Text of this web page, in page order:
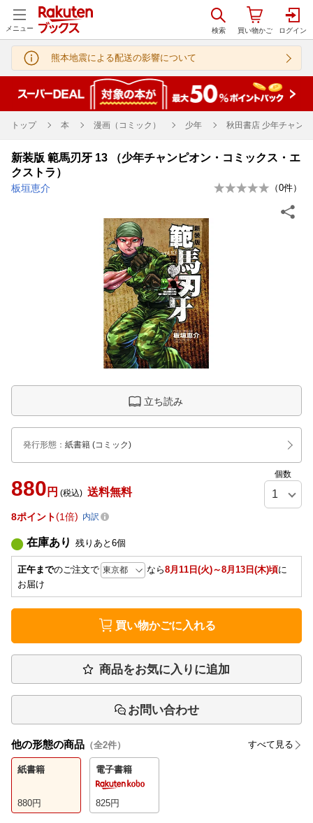
メニュー
熊本地震による配送の影響について
トップ 本 漫画（コミック） 少年 秋田書店 少年チャン
新装版 範馬刃牙 13 （少年チャンピオン・コミックス・エ
クストラ）
板垣恵介 （0件）
立ち読み
発行形態 ： 紙書籍 (コミック)
880 円 (税込) 送料無料
個数
8ポイント 1倍 内訳
在庫あり 残りあと 6個
正午までのご注文で なら8月11日(火)～8月13日(木)頃に
お届け
買い物かごに入れる
商品をお気に入りに追加
お問い合わせ
他の形態の商品 （全2件） すべて見る
紙書籍
880円
電子書籍
825円